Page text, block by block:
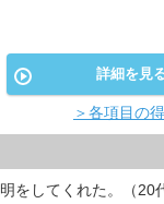
詳細を見
＞各項目の
をしてくれた。（20